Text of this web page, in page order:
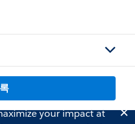
your impact at